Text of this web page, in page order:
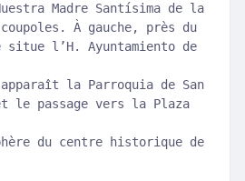
Madre Santísima de la
À gauche, près du
situe l’H. Ayuntamiento de
la Parroquia de San
le passage vers la Plaza
du centre historique de